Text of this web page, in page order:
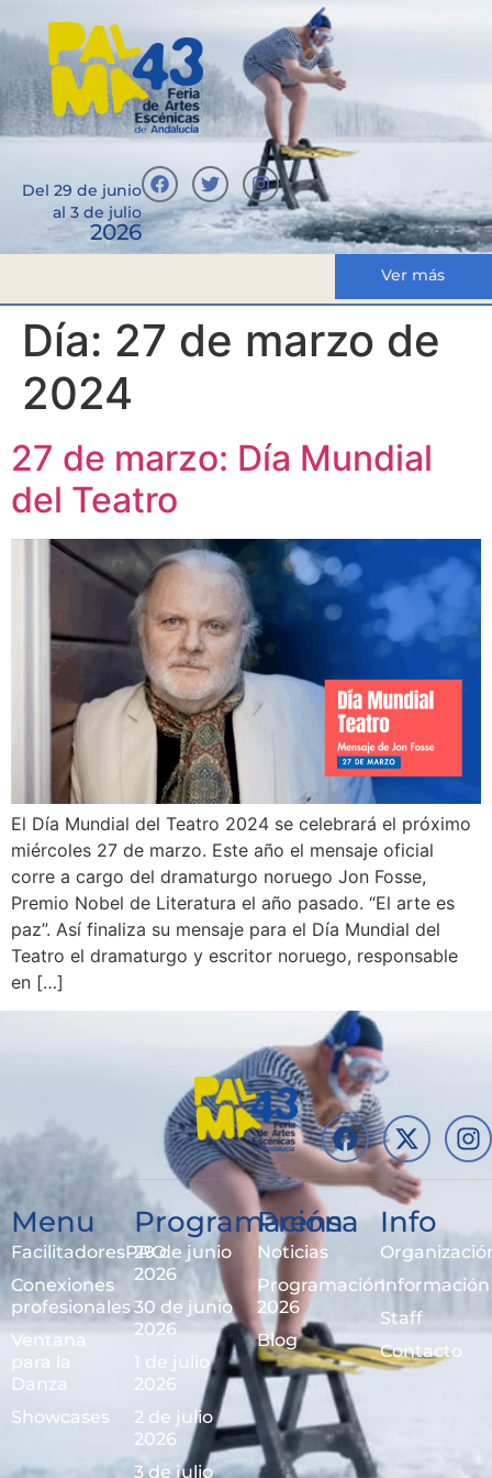
Del 29 de junio
al 3 de julio
2026
Ver más
Día: 27 de marzo de
2024
27 de marzo: Día Mundial
del Teatro
El Día Mundial del Teatro 2024 se celebrará el próximo
miércoles 27 de marzo. Este año el mensaje oficial
corre a cargo del dramaturgo noruego Jon Fosse,
Premio Nobel de Literatura el año pasado. “El arte es
paz”. Así finaliza su mensaje para el Día Mundial del
Teatro el dramaturgo y escritor noruego, responsable
en […]
Menu
FacilitadoresPRO
Conexiones
profesionales
Ventana
para la
Danza
Showcases
Programación
29 de junio
2026
30 de junio
2026
1 de julio
2026
2 de julio
2026
3 de julio
Prensa
Noticias
Programación
2026
Blog
Info
Información
Staff
Contacto